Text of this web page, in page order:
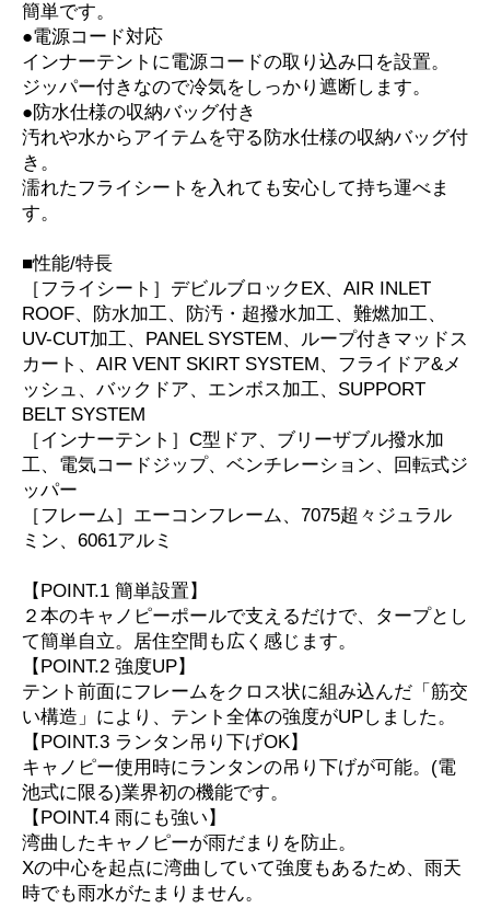
簡単です。
●電源コード対応
インナーテントに電源コードの取り込み口を設置。
ジッパー付きなので冷気をしっかり遮断します。
●防水仕様の収納バッグ付き
汚れや水からアイテムを守る防水仕様の収納バッグ付
き。
濡れたフライシートを入れても安心して持ち運べま
す。
■性能/特長
［フライシート］デビルブロックEX、AIR INLET
ROOF、防水加工、防汚・超撥水加工、難燃加工、
UV-CUT加工、PANEL SYSTEM、ループ付きマッドス
カート、AIR VENT SKIRT SYSTEM、フライドア&メ
ッシュ、バックドア、エンボス加工、SUPPORT
BELT SYSTEM
［インナーテント］C型ドア、ブリーザブル撥水加
工、電気コードジップ、ベンチレーション、回転式ジ
ッパー
［フレーム］エーコンフレーム、7075超々ジュラル
ミン、6061アルミ
【POINT.1 簡単設置】
２本のキャノピーポールで支えるだけで、タープとし
て簡単自立。居住空間も広く感じます。
【POINT.2 強度UP】
テント前面にフレームをクロス状に組み込んだ「筋交
い構造」により、テント全体の強度がUPしました。
【POINT.3 ランタン吊り下げOK】
キャノピー使用時にランタンの吊り下げが可能。(電
池式に限る)業界初の機能です。
【POINT.4 雨にも強い】
湾曲したキャノピーが雨だまりを防止。
Xの中心を起点に湾曲していて強度もあるため、雨天
時でも雨水がたまりません。